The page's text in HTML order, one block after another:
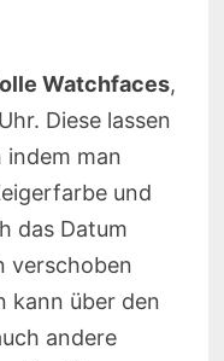
Watchfaces,
Diese lassen
indem man
und
das Datum
verschoben
kann über den
andere